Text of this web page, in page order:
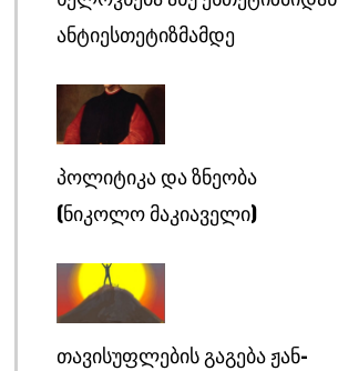
ᲐᲜᲢᲘᲔᲡᲗᲔᲢᲘᲖᲛᲐᲛᲓᲔ
ᲞᲝᲚᲘᲢᲘᲙᲐ ᲓᲐ ᲖᲜᲔᲝᲑᲐ
(ᲜᲘᲙᲝᲚᲝ ᲛᲐᲙᲘᲐᲕᲔᲚᲘ)
ᲗᲐᲕᲘᲡᲣᲤᲚᲔᲑᲘᲡ ᲒᲐᲒᲔᲑᲐ ᲟᲐᲜ-